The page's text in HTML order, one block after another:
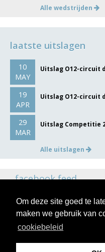
Om deze site goed te
maken we gebruik van
cookiebeleid
Alle wedstrijden
laatste uitslagen
10
MAY
Uitslag O12-circuit
19
APR
Uitslag O12-circuit
29
MAR
Uitslag Competitie
Alle uitslagen
facebook feed
volg ons op